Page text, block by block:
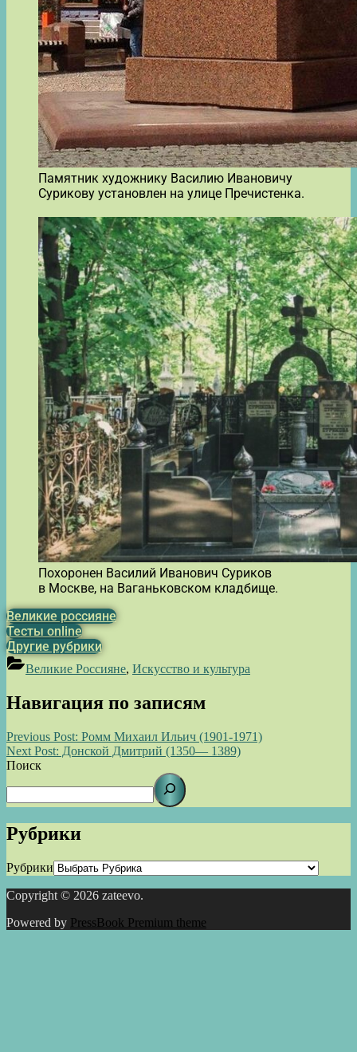
Памятник художнику Василию Ивановичу
Сурикову установлен на улице Пречистенка.
Похоронен Василий Иванович Суриков
в Москве, на Ваганьковском кладбище.
Великие россияне
Тесты online
Другие рубрики
Великие Россияне, Искусство и культура
Навигация по записям
Previous Post: Ромм Михаил Ильич (1901-1971)
Next Post: Донской Дмитрий (1350— 1389)
Поиск
Рубрики
Рубрики
Copyright © 2026 zateevo.
Powered by PressBook Premium theme